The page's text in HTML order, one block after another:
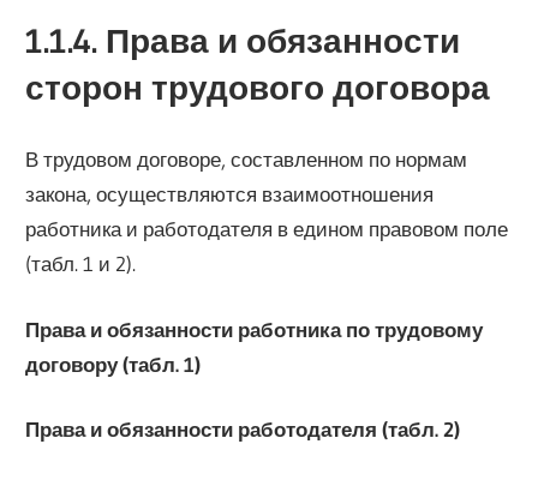
1.1.4. Права и обязанности
сторон трудового договора
В трудовом договоре, составленном по нормам
закона, осуществляются взаимоотношения
работника и работодателя в едином правовом поле
(табл. 1 и 2).
Права и обязанности работника по трудовому
договору (табл. 1)
Права и обязанности работодателя (табл. 2)